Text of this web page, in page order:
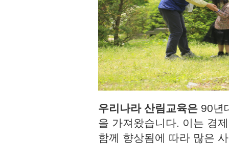
우리나라 산림교육은 90년
을 가져왔습니다. 이는 경
함께 향상됨에 따라 많은